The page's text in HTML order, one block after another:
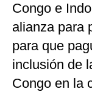
Congo e
alianza para
para que
inclusión de
Congo en la